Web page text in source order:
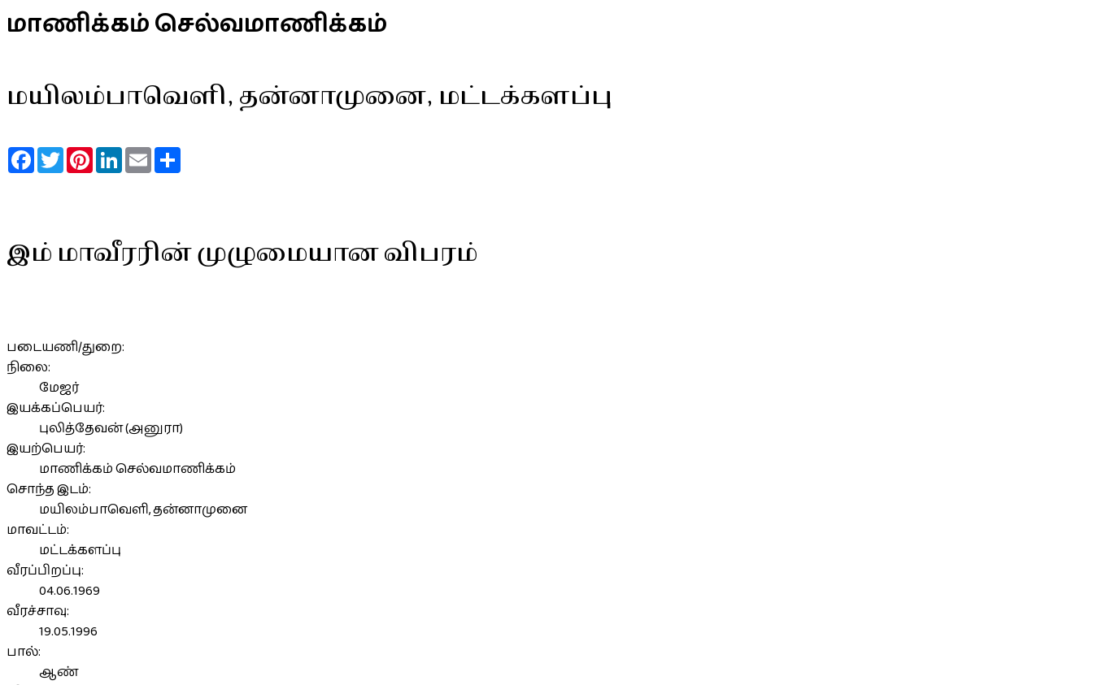
மாணிக்கம் செல்வமாணிக்கம்
மயிலம்பாவெளி, தன்னாமுனை, மட்டக்களப்பு
FacebookTwitterPinterestLinkedInEmail
இம் மாவீரரின் முழுமையான விபரம்
படையணி/துறை:
நிலை:
மேஜர்
இயக்கப்பெயர்:
புலித்தேவன் (அனுரா)
இயற்பெயர்:
மாணிக்கம் செல்வமாணிக்கம்
சொந்த இடம்:
மயிலம்பாவெளி, தன்னாமுனை
மாவட்டம்:
மட்டக்களப்பு
வீரப்பிறப்பு:
04.06.1969
வீரச்சாவு:
19.05.1996
பால்:
ஆண்